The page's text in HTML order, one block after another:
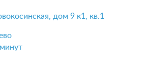
дом 9 к1, кв.1